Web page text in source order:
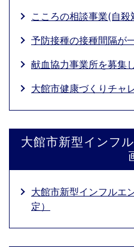
こころの相談事業(自殺
予防接種の接種間隔が
献血協力事業所を募集
大館市健康づくりチャ
大館市新型インフ
大館市新型インフルエ
定）